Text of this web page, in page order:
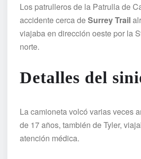
Los patrulleros de la Patrulla de
accidente cerca deSurrey Trail
viajaba en dirección oeste por la
norte.
Detalles del
La camioneta volcó varias veces
de 17 años, también de Tyler,
atención médica.